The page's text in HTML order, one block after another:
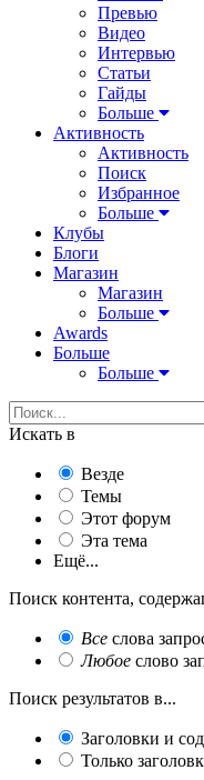
Превью
Видео
Интервью
Статьи
Гайды
Больше
Активность
Активность
Поиск
Избранное
Больше
Клубы
Блоги
Магазин
Магазин
Больше
Awards
Больше
Больше
Искать в
Везде
Темы
Этот форум
Эта тема
Ещё...
Поиск контента,
Все слова
Любое слово
Поиск результатов в...
Заголовки и
Только